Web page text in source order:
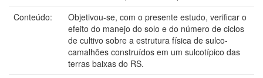
Conteúdo:
Objetivou-se, com o presente estudo, verificar o
efeito do manejo do solo e do número de ciclos
de cultivo sobre a estrutura física de sulco-
camalhões construídos em um sulcotípico das
terras baixas do RS.